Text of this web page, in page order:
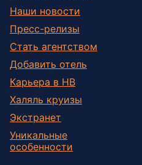
Наши новости
Пресс-релизы
Стать агентством
Добавить отель
Карьера в HB
Халяль круизы
Экстранет
Уникальные
особенности